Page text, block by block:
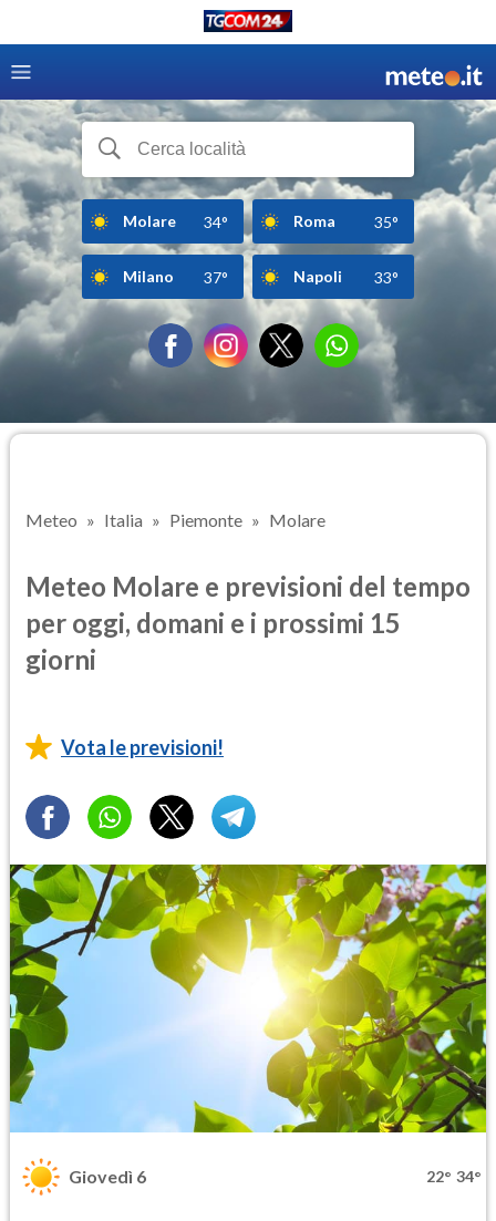
Molare 34° Roma 35°
Milano 37° Napoli 33°
Meteo Italia Piemonte Molare
Meteo Molare e previsioni del tempo
per oggi, domani e i prossimi 15
giorni
Vota le previsioni!
Giovedì 6 22° 34°